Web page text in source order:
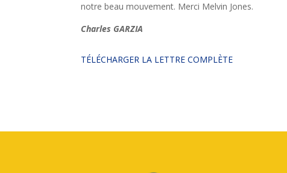
notre beau mouvement. Merci Melvin Jones.
Charles GARZIA
TÉLÉCHARGER LA LETTRE COMPLÈTE